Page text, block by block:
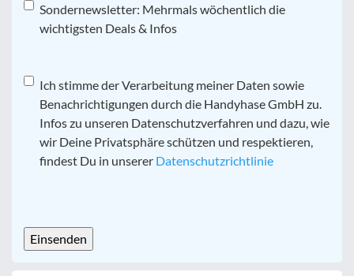
Sondernewsletter: Mehrmals wöchentlich die
wichtigsten Deals & Infos
Datenschutz*
Ich stimme der Verarbeitung meiner Daten sowie
Benachrichtigungen durch die Handyhase GmbH zu.
Infos zu unseren Datenschutzverfahren und dazu, wie
wir Deine Privatsphäre schützen und respektieren,
findest Du in unserer Datenschutzrichtlinie